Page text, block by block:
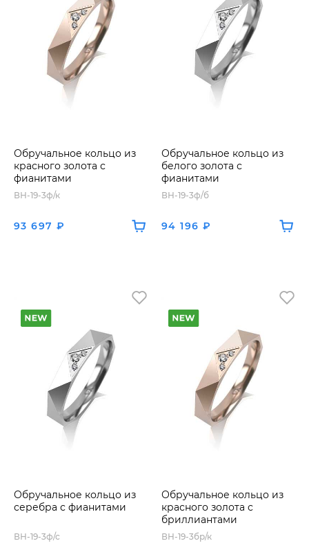
Обручальное кольцо из
красного золота с
фианитами
ВН-19-3ф/к
93 697 ₽
Обручальное кольцо из
белого золота с
фианитами
ВН-19-3ф/б
94 196 ₽
Обручальное кольцо из
серебра с фианитами
ВН-19-3ф/с
Обручальное кольцо из
красного золота с
бриллиантами
ВН-19-3бр/к